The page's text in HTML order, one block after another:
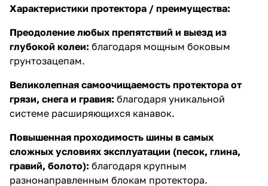
Характеристики протектора / преимущества:
Преодоление любых препятствий и выезд из
глубокой колеи: благодаря мощным боковым
грунтозацепам.
Великолепная самоочищаемость протектора от
грязи, снега и гравия: благодаря уникальной
системе расширяющихся канавок.
Повышенная проходимость шины в самых
сложных условиях эксплуатации (песок, глина,
гравий, болото): благодаря крупным
разнонаправленным блокам протектора.